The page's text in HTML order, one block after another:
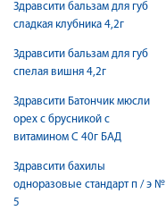
Здравсити бальзам для губ
сладкая клубника 4,2г
Здравсити бальзам для губ
спелая вишня 4,2г
Здравсити Батончик мюсли
орех с брусникой с
витамином С 40г БАД
Здравсити бахилы
одноразовые стандарт п / э №
5